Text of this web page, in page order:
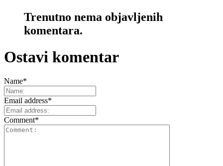
Trenutno nema objavljenih
komentara.
Ostavi komentar
Name*
Email address*
Comment*